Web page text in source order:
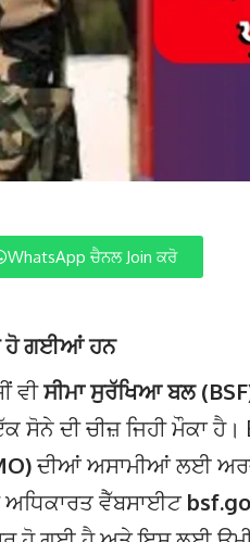
WhatsApp ਚੈਨਲ Join ਕਰੋ
ਹੋ ਗਈਆਂ ਹਨ
ਵੀਸੀਮਾ ਸੁਰੱਖਿਆ ਬਲ
ਸੋਨੇ ਦੀ ਚੀਜ਼ ਜਿਹੀ ਮੌਕਾ
ਦੀਆਂ ਅਸਾਮੀਆਂ ਲਈ
ਅਧਿਕਾਰਤ ਵੈੱਬਸਾਈਟ